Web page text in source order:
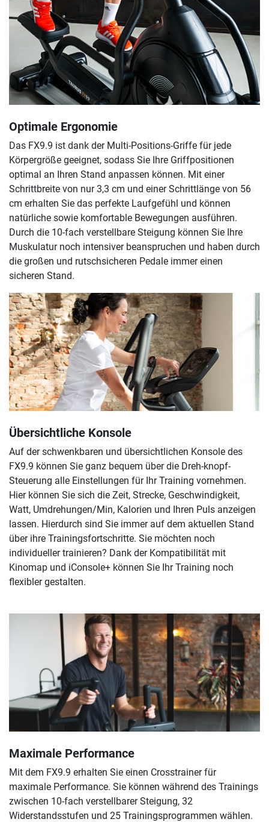
Optimale Ergonomie
Das FX9.9 ist dank der Multi-Positions-Griffe für jede
Körpergröße geeignet, sodass Sie Ihre Griffpositionen
optimal an Ihren Stand anpassen können. Mit einer
Schrittbreite von nur 3,3 cm und einer Schrittlänge von 56
cm erhalten Sie das perfekte Laufgefühl und können
natürliche sowie komfortable Bewegungen ausführen.
Durch die 10-fach verstellbare Steigung können Sie Ihre
Muskulatur noch intensiver beanspruchen und haben durch
die großen und rutschsicheren Pedale immer einen
sicheren Stand.
Übersichtliche Konsole
Auf der schwenkbaren und übersichtlichen Konsole des
FX9.9 können Sie ganz bequem über die Dreh-knopf-
Steuerung alle Einstellungen für Ihr Training vornehmen.
Hier können Sie sich die Zeit, Strecke, Geschwindigkeit,
Watt, Umdrehungen/Min, Kalorien und Ihren Puls anzeigen
lassen. Hierdurch sind Sie immer auf dem aktuellen Stand
über ihre Trainingsfortschritte. Sie möchten noch
individueller trainieren? Dank der Kompatibilität mit
Kinomap und iConsole+ können Sie Ihr Training noch
flexibler gestalten.
Maximale Performance
Mit dem FX9.9 erhalten Sie einen Crosstrainer für
maximale Performance. Sie können während des Trainings
zwischen 10-fach verstellbarer Steigung, 32
Widerstandsstufen und 25 Trainingsprogrammen wählen.